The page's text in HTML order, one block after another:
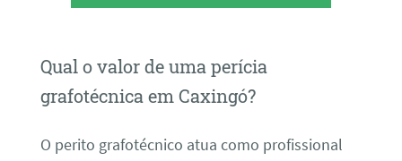
Qual o valor de uma perícia
grafotécnica em Caxingó?
O perito grafotécnico atua como profissional